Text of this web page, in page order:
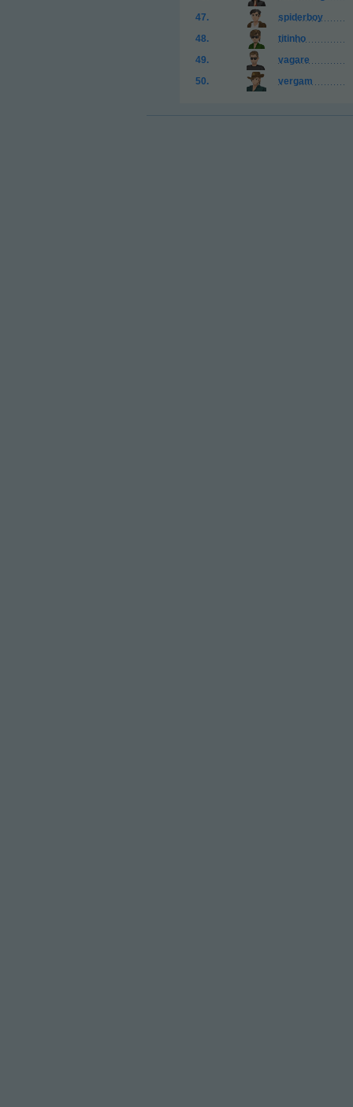
spiderboy
titinho
vagare
vergam